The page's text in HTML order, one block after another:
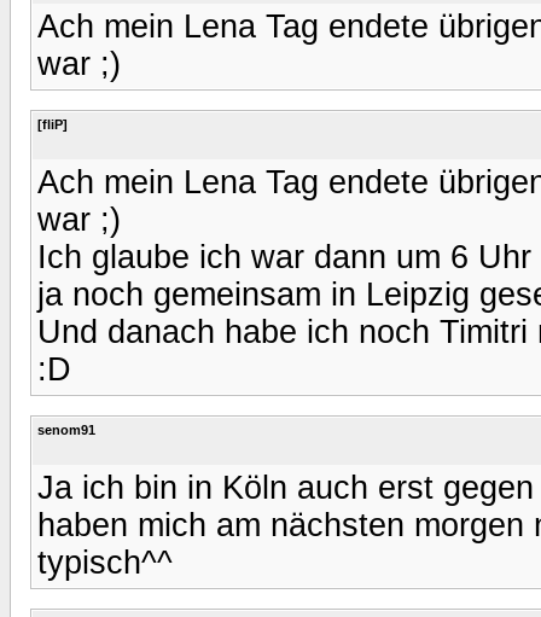
Ach mein Lena Tag endete
war ;)
[fliP]
Ach mein Lena Tag endete
war ;)
Ich glaube ich war dann um 6
ja noch gemeinsam in Leipzig
Und danach habe ich noch
:D
senom91
Ja ich bin in Köln auch erst
haben mich am nächsten
typisch^^